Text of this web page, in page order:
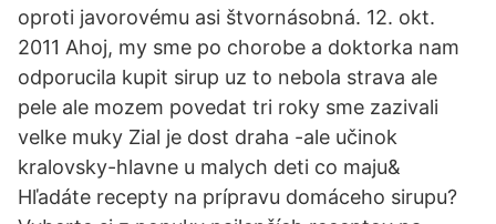
oproti javorovému asi štvornásobná. 12. okt.
2011 Ahoj, my sme po chorobe a doktorka nam
odporucila kupit sirup uz to nebola strava ale
pele ale mozem povedat tri roky sme zazivali
velke muky Zial je dost draha -ale učinok
kralovsky-hlavne u malych deti co maju&
Hľadáte recepty na prípravu domáceho sirupu?